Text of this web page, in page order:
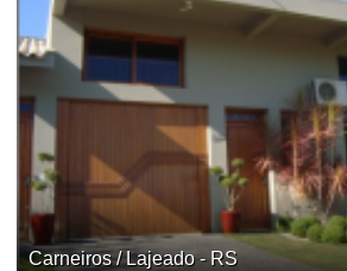
Carneiros / Lajeado - RS